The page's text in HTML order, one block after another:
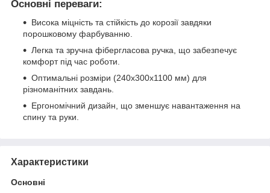
Основні переваги:
Висока міцність та стійкість до корозії завдяки
порошковому фарбуванню.
Легка та зручна фібергласова ручка, що забезпечує
комфорт під час роботи.
Оптимальні розміри (240х300х1100 мм) для
різноманітних завдань.
Ергономічний дизайн, що зменшує навантаження на
спину та руки.
Характеристики
Основні